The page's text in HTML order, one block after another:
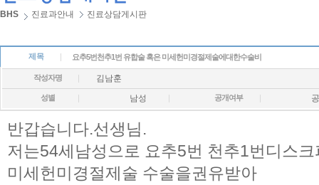
BHS 진료과안내 진료상담게시판
제목 요추5번천추1번 유합술 혹은 미세헌미경절제술에대한수술비
작성자명 김남훈
성별 남성 공개여부
반갑습니다.선생님.
저는54세남성으로 요추5번 천추1번디스
미세헌미경절제술 수술을권유받아